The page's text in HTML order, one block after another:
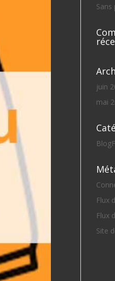
Sans
juin
mai
Flux
Flux
Site